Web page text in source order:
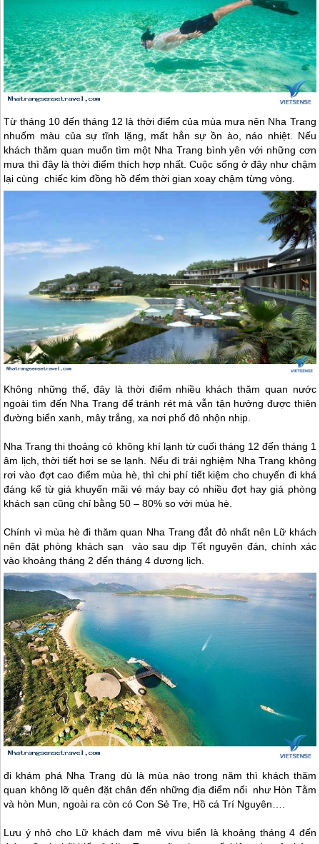
Từ tháng 10 đến tháng 12 là thời điểm của mùa mưa nên Nha Trang
nhuốm màu của sự tĩnh lặng, mất hẳn sự ồn ào, náo nhiệt. Nếu
khách thăm quan muốn tìm một Nha Trang bình yên với những cơn
mưa thì đây là thời điểm thích hợp nhất. Cuộc sống ở đây như chậm
lại cùng chiếc kim đồng hồ đếm thời gian xoay chậm từng vòng.
Không những thế, đây là thời điểm nhiều khách thăm quan nước
ngoài tìm đến Nha Trang để tránh rét mà vẫn tận hưởng được thiên
đường biển xanh, mây trắng, xa nơi phố đô nhộn nhịp.
Nha Trang thi thoảng có không khí lạnh từ cuối tháng 12 đến tháng 1
âm lịch, thời tiết hơi se se lạnh. Nếu đi trải nghiệm Nha Trang không
rơi vào đợt cao điểm mùa hè, thì chi phí tiết kiệm cho chuyến đi khá
đáng kể từ giá khuyến mãi vé máy bay có nhiều đợt hay giá phòng
khách sạn cũng chỉ bằng 50 – 80% so với mùa hè.
Chính vì mùa hè đi thăm quan Nha Trang đắt đỏ nhất nên Lữ khách
nên đặt phòng khách sạn vào sau dịp Tết nguyên đán, chính xác
vào khoảng tháng 2 đến tháng 4 dương lịch.
đi khám phá Nha Trang dù là mùa nào trong năm thì khách thăm
quan không lỡ quên đặt chân đến những địa điểm nổi như Hòn Tằm
và hòn Mun, ngoài ra còn có Con Sẻ Tre, Hồ cá Trí Nguyên….
Lưu ý nhỏ cho Lữ khách đam mê vivu biển là khoảng tháng 4 đến